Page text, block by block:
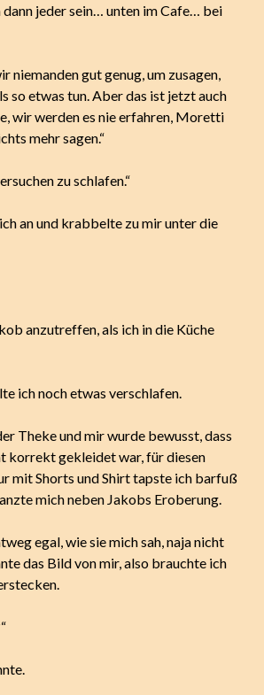
dann jeder sein… unten im Cafe… bei
niemanden gut genug, um zusagen,
so etwas tun. Aber das ist jetzt auch
wir werden es nie erfahren, Moretti
mehr sagen.“
zu schlafen.“
an und krabbelte zu mir unter die
anzutreffen, als ich in die Küche
ich noch etwas verschlafen.
Theke und mir wurde bewusst, dass
korrekt gekleidet war, für diesen
mit Shorts und Shirt tapste ich barfuß
mich neben Jakobs Eroberung.
egal, wie sie mich sah, naja nicht
das Bild von mir, also brauchte ich